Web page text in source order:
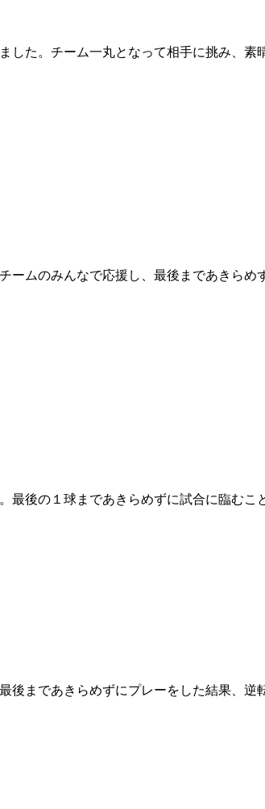
た。チーム一丸となって相手に挑み、素
ムのみんなで応援し、最後まであきらめ
後の１球まであきらめずに試合に臨むこ
まであきらめずにプレーをした結果、